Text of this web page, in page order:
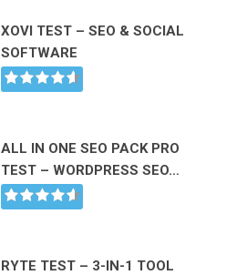
XOVI TEST – SEO & SOCIAL
SOFTWARE
ALL IN ONE SEO PACK PRO
TEST – WORDPRESS SEO…
RYTE TEST – 3-IN-1 TOOL